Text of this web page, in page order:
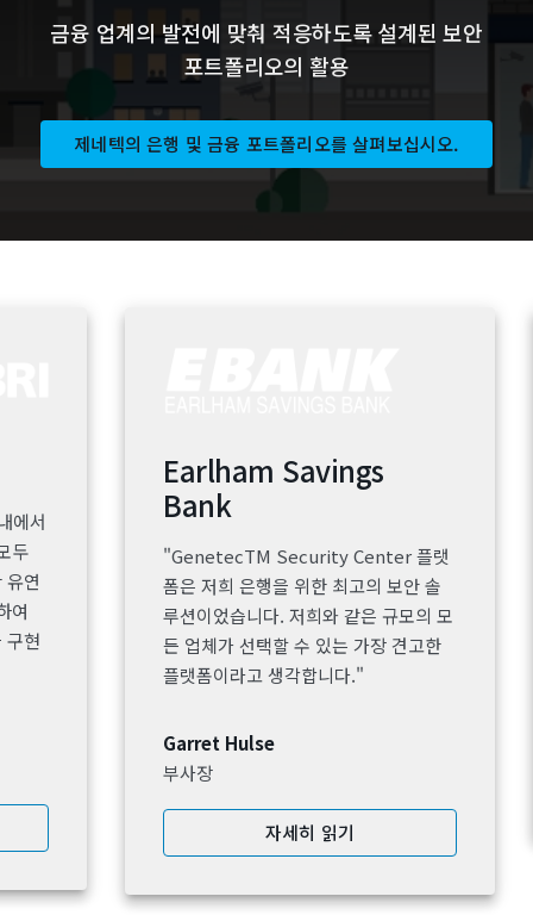
금융 업계의 발전에 맞춰 적응하도록 설계된 보안
포트폴리오의 활용
제네텍의 은행 및 금융 포트폴리오를 살펴보십시오.
에서
두
유연
여
구현
Earlham Savings
Bank
"GenetecTM Security Center 플랫
폼은 저희 은행을 위한 최고의 보안 솔
루션이었습니다. 저희와 같은 규모의 모
든 업체가 선택할 수 있는 가장 견고한
플랫폼이라고 생각합니다."
Garret Hulse
부사장
자세히 읽기